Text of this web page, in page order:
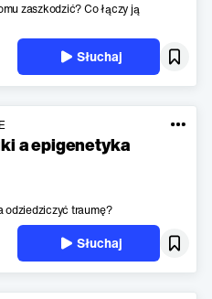
zaszkodzić? Co łączy ją
Słuchaj
a epigenetyka
odziedziczyć traumę?
Słuchaj